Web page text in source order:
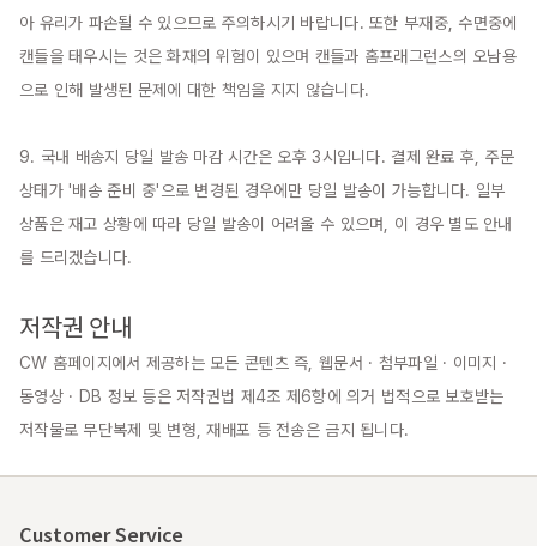
아 유리가 파손될 수 있으므로 주의하시기 바랍니다. 또한 부재중, 수면중에
캔들을 태우시는 것은 화재의 위험이 있으며 캔들과 홈프래그런스의 오남용
으로 인해 발생된 문제에 대한 책임을 지지 않습니다.
9. 국내 배송지 당일 발송 마감 시간은 오후 3시입니다. 결제 완료 후, 주문
상태가 '배송 준비 중'으로 변경된 경우에만 당일 발송이 가능합니다. 일부
상품은 재고 상황에 따라 당일 발송이 어려울 수 있으며, 이 경우 별도 안내
를 드리겠습니다.
저작권 안내
CW 홈페이지에서 제공하는 모든 콘텐츠 즉, 웹문서 · 첨부파일 · 이미지 ·
동영상 · DB 정보 등은 저작권법 제4조 제6항에 의거 법적으로 보호받는
저작물로 무단복제 및 변형, 재배포 등 전송은 금지 됩니다.
Customer Service